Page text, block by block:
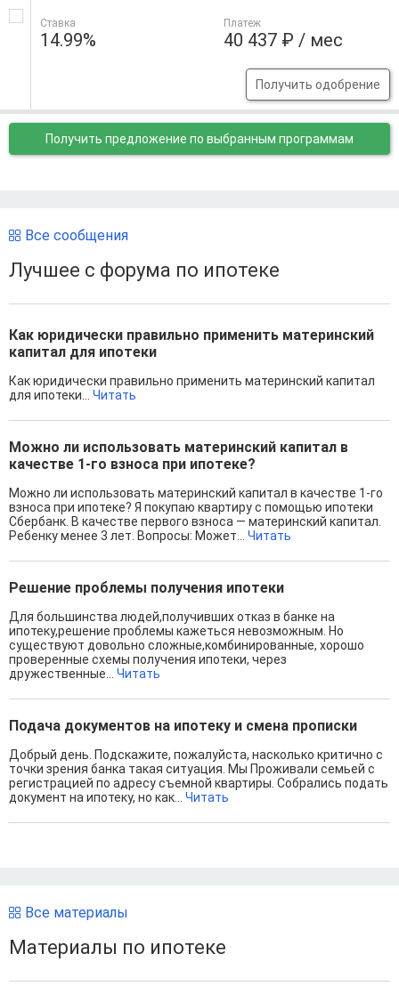
Ставка
14.99%
Платеж
40 437 ₽ / мес
Получить одобрение
Получить предложение по выбранным программам
Все сообщения
Лучшее с форума по ипотеке
Как юридически правильно применить материнский
капитал для ипотеки
Как юридически правильно применить материнский капитал
для ипотеки... Читать
Можно ли использовать материнский капитал в
качестве 1-го взноса при ипотеке?
Можно ли использовать материнский капитал в качестве 1-го
взноса при ипотеке? Я покупаю квартиру с помощью ипотеки
Сбербанк. В качестве первого взноса — материнский капитал.
Ребенку менее 3 лет. Вопросы: Может... Читать
Решение проблемы получения ипотеки
Для большинства людей,получивших отказ в банке на
ипотеку,решение проблемы кажеться невозможным. Но
существуют довольно сложные,комбинированные, хорошо
проверенные схемы получения ипотеки, через
дружественные... Читать
Подача документов на ипотеку и смена прописки
Добрый день. Подскажите, пожалуйста, насколько критично с
точки зрения банка такая ситуация. Мы Проживали семьей с
регистрацией по адресу съемной квартиры. Собрались подать
документ на ипотеку, но как... Читать
Все материалы
Материалы по ипотеке